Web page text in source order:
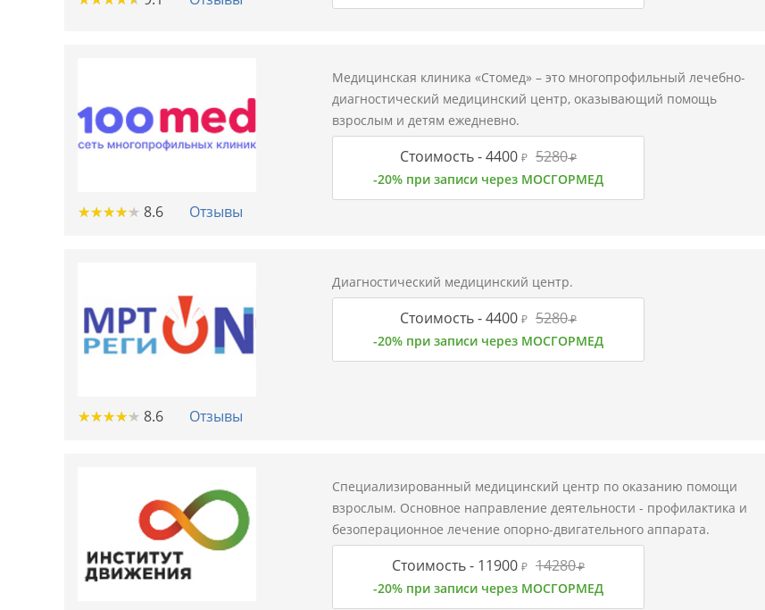
★★★★★
★★★★★ 8.6 Отзывы
Медицинская клиника «Стомед» – это многопрофильный лечебно-
диагностический медицинский центр, оказывающий помощь
взрослым и детям ежедневно.
Стоимость -4400 ₽ 5280₽
-20% при записи через МОСГОРМЕД
★★★★★
★★★★★ 8.6 Отзывы
Диагностический медицинский центр.
Стоимость -4400 ₽ 5280₽
-20% при записи через МОСГОРМЕД
Специализированный медицинский центр по оказанию помощи
взрослым. Основное направление деятельности - профилактика и
безоперационное лечение опорно-двигательного аппарата.
Стоимость - 11900 ₽ 14280₽
-20% при записи через МОСГОРМЕД